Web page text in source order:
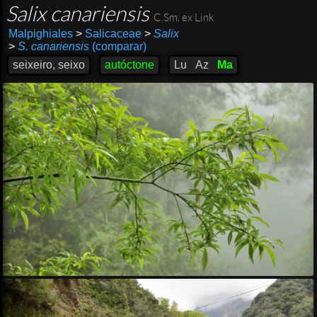
Salix canariensis C.Sm. ex Link
Malpighiales >Salicaceae > Salix
> S. canariensis(comparar)
seixeiro, seixo
autóctone Lu Az Ma